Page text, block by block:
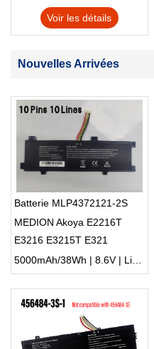
Voir les détails
Nouvelles Arrivées
Batterie MLP4372121-2S
MEDION Akoya E2216T
E3216 E3215T E321
5000mAh/38Wh | 8.6V | Li-ion ...